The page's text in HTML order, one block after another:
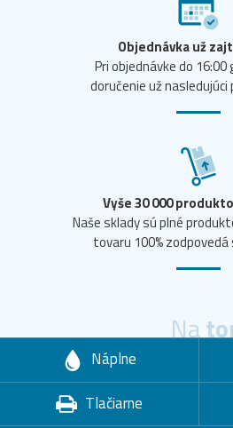
Objednávka už
Pri objednávke do
doručenie už nasledujúci
Vyše 30 000
Naše sklady sú plné
tovaru 100%
Na
Náplne
Tlačiarne